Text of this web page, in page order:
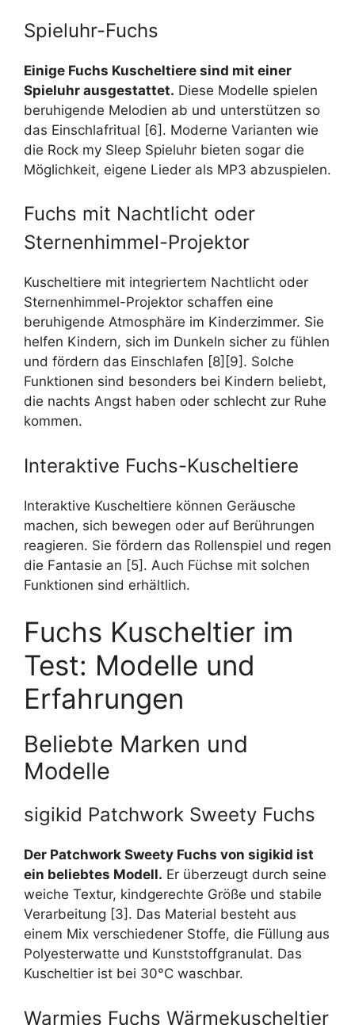
Spieluhr-Fuchs
Einige Fuchs Kuscheltiere sind mit einer
Spieluhr ausgestattet. Diese Modelle spielen
beruhigende Melodien ab und unterstützen so
das Einschlafritual [6]. Moderne Varianten wie
die Rock my Sleep Spieluhr bieten sogar die
Möglichkeit, eigene Lieder als MP3 abzuspielen.
Fuchs mit Nachtlicht oder
Sternenhimmel-Projektor
Kuscheltiere mit integriertem Nachtlicht oder
Sternenhimmel-Projektor schaffen eine
beruhigende Atmosphäre im Kinderzimmer. Sie
helfen Kindern, sich im Dunkeln sicher zu fühlen
und fördern das Einschlafen [8][9]. Solche
Funktionen sind besonders bei Kindern beliebt,
die nachts Angst haben oder schlecht zur Ruhe
kommen.
Interaktive Fuchs-Kuscheltiere
Interaktive Kuscheltiere können Geräusche
machen, sich bewegen oder auf Berührungen
reagieren. Sie fördern das Rollenspiel und regen
die Fantasie an [5]. Auch Füchse mit solchen
Funktionen sind erhältlich.
Fuchs Kuscheltier im
Test: Modelle und
Erfahrungen
Beliebte Marken und
Modelle
sigikid Patchwork Sweety Fuchs
Der Patchwork Sweety Fuchs von sigikid ist
ein beliebtes Modell. Er überzeugt durch seine
weiche Textur, kindgerechte Größe und stabile
Verarbeitung [3]. Das Material besteht aus
einem Mix verschiedener Stoffe, die Füllung aus
Polyesterwatte und Kunststoffgranulat. Das
Kuscheltier ist bei 30°C waschbar.
Warmies Fuchs Wärmekuscheltier